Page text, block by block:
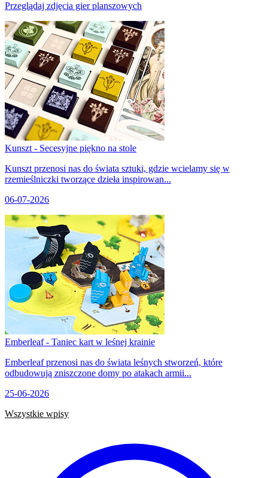
Przeglądaj zdjęcia gier planszowych
Kunszt - Secesyjne piękno na stole
Kunszt przenosi nas do świata sztuki, gdzie wcielamy się w
rzemieślniczki tworzące dzieła inspirowan...
06-07-2026
Emberleaf - Taniec kart w leśnej krainie
Emberleaf przenosi nas do świata leśnych stworzeń, które
odbudowują zniszczone domy po atakach armii...
25-06-2026
Wszystkie wpisy